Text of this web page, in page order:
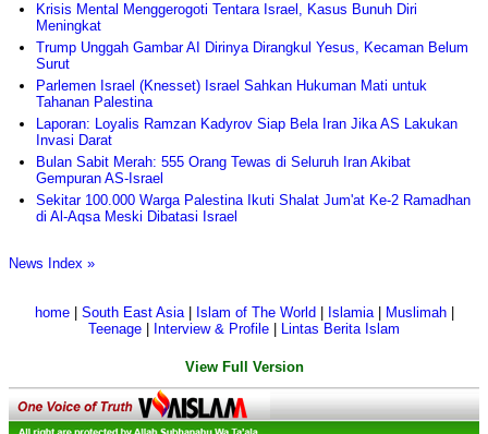
Krisis Mental Menggerogoti Tentara Israel, Kasus Bunuh Diri
Meningkat
Trump Unggah Gambar AI Dirinya Dirangkul Yesus, Kecaman Belum
Surut
Parlemen Israel (Knesset) Israel Sahkan Hukuman Mati untuk
Tahanan Palestina
Laporan: Loyalis Ramzan Kadyrov Siap Bela Iran Jika AS Lakukan
Invasi Darat
Bulan Sabit Merah: 555 Orang Tewas di Seluruh Iran Akibat
Gempuran AS-Israel
Sekitar 100.000 Warga Palestina Ikuti Shalat Jum'at Ke-2 Ramadhan
di Al-Aqsa Meski Dibatasi Israel
News Index »
home| South East Asia| Islam of The World Islamia| Muslimah|
Teenage
Interview & Profile Lintas Berita Islam
View Full Version